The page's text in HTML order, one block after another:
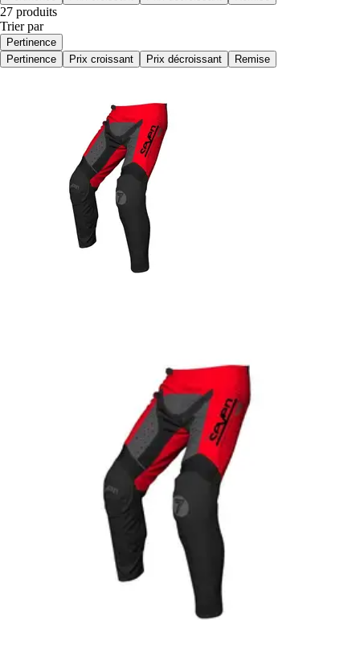
27 produits
Trier par
Pertinence
Pertinence
Prix croissant Prix décroissant Remise